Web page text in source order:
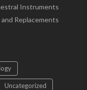
Instruments
Replacements
Uncategorized